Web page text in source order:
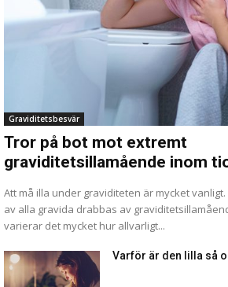
Graviditetsbesvär
Tror på bot mot extremt
graviditetsillamående inom
Att må illa under graviditeten är mycket
av alla gravida drabbas av
varierar det mycket hur allvarligt...
Varför är den lilla så